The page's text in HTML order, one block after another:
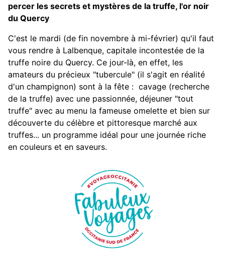
percer les secrets et mystères de la truffe, l'or noir
du Quercy
C'est le mardi (de fin novembre à mi-février) qu'il faut
vous rendre à Lalbenque, capitale incontestée de la
truffe noire du Quercy. Ce jour-là, en effet, les
amateurs du précieux "tubercule" (il s'agit en réalité
d'un champignon) sont à la fête : cavage (recherche
de la truffe) avec une passionnée, déjeuner "tout
truffe" avec au menu la fameuse omelette et bien sur
découverte du célèbre et pittoresque marché aux
truffes... un programme idéal pour une journée riche
en couleurs et en saveurs.